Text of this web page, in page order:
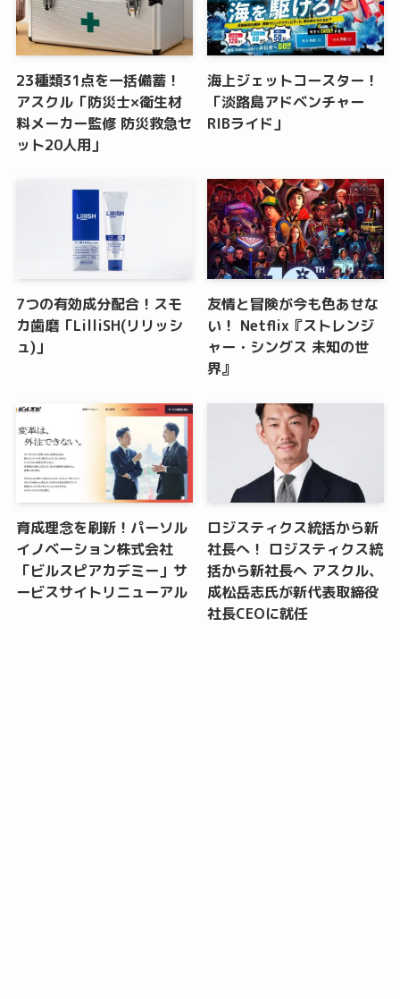
23種類31点を一括備蓄！
アスクル「防災士×衛生材
料メーカー監修 防災救急セ
ット20人用」
海上ジェットコースター！
「淡路島アドベンチャー
RIBライド」
7つの有効成分配合！スモ
カ歯磨「LilliSH(リリッシ
ュ)」
友情と冒険が今も色あせな
い！ Netflix『ストレンジ
ャー・シングス 未知の世
界』
育成理念を刷新！パーソル
イノベーション株式会社
「ビルスピアカデミー」サ
ービスサイトリニューアル
ロジスティクス統括から新
社長へ！ ロジスティクス統
括から新社長へ アスクル、
成松岳志氏が新代表取締役
社長CEOに就任